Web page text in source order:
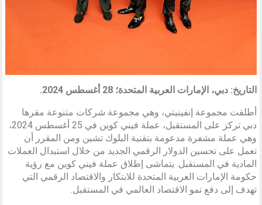
التاريخ: دبي، الإمارات العربية المتحدة؛ 28 أغسطس 2024.
أطلقت مجموعة إنفينيتي، وهي مجموعة شركات متنوعة مقرها
دبي تركز على المستقبل، عملة فيني كوين في 25 أغسطس 2024،
وهي عملة مشفرة مدعومة بتقنية البلوك تشين ومن المقرر أن
تعمل على تحسين الدولار الرقمي الجديد من خلال استبدال العملات
المادية في المستقبل. يتماشى إطلاق عملة فيني كوين مع رؤية
حكومة الإمارات العربية المتحدة للابتكار والاقتصاد الرقمي التي
تهدف إلى دفع نمو الاقتصاد العالمي في المستقبل.